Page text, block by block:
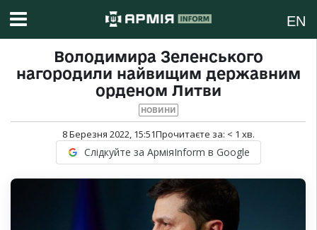
EN
Володимира Зеленського
нагородили найвищим державним
орденом Литви
НОВИНИ
8 Березня 2022, 15:51Прочитаєте за: < 1 хв.
Слідкуйте за АрміяInform в Google